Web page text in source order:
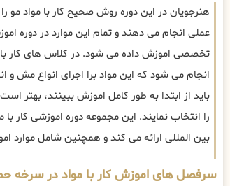
هنرجویان در این دوره روش صحیح کار با مواد
عملی انجام می دهند و تمام این موارد در دوره
تخصصی اموزش داده می شود. در کلاس های کار با
انجام می شود که این مواد برا اجرای انواع مش
باید از ابتدا به طور کامل اموزش ببینند، بهتر
را انتخاب نمایند. این مجموعه دوره اموزشی کار با
بین المللی ارائه می کند و همچنین شامل موارد
سرفصل های اموزش کار با مواد در سرخه